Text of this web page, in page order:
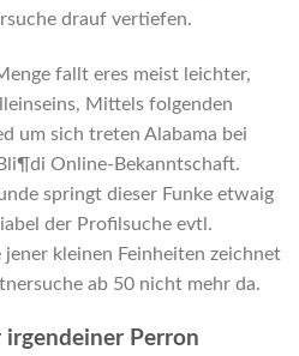
drauf vertiefen.
fallt eres meist leichter,
Mittels folgenden
um sich treten Alabama bei
Online-Bekanntschaft.
springt dieser Funke etwaig
der Profilsuche evtl.
kleinen Feinheiten zeichnet
ab 50 nicht mehr da.
Perron